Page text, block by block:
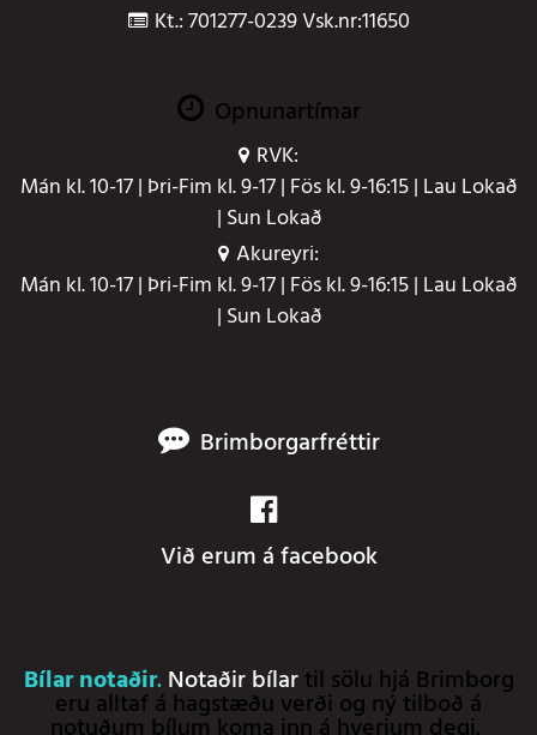
Kt.: 701277-0239 Vsk.nr:11650
Opnunartímar
RVK:
Mán kl. 10-17 | Þri-Fim kl. 9-17 | Fös kl. 9-16:15 | Lau Lokað
| Sun Lokað
Akureyri:
Mán kl. 10-17 | Þri-Fim kl. 9-17 | Fös kl. 9-16:15 | Lau Lokað
| Sun Lokað
Brimborgarfréttir
Við erum á facebook
Bílar notaðir. Notaðir bílartil sölu hjá Brimborg
eru alltaf á hagstæðu verði og ný tilboð á